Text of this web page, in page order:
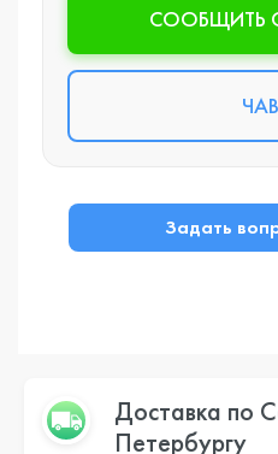
CООБЩИТЬ
Задать
Доставка по
Петербургу